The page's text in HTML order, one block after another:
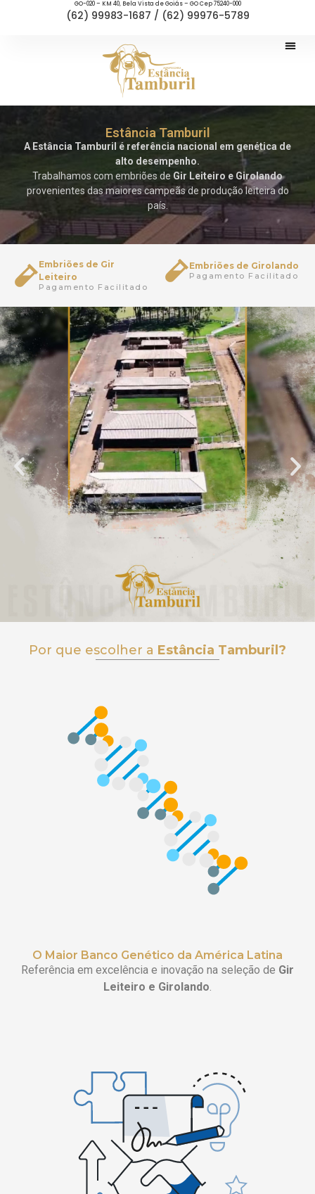
GO-020 – KM 40, Bela Vista de Goiás – GO Cep 75240-000
(62) 99983-1687 / (62) 99976-5789
Estância Tamburil
A Estância Tamburil é referência nacional em genética de
alto desempenho.
Trabalhamos com embriões de Gir Leiteiro e Girolando
provenientes das maiores campeãs de produção leiteira do
país.
Embriões de Gir
Leiteiro
Pagamento Facilitado
Embriões de Girolando
Pagamento Facilitado
Por que escolher a Estância Tamburil?
O Maior Banco Genético da América Latina
Referência em excelência e inovação na seleção de Gir
Leiteiro e Girolando.